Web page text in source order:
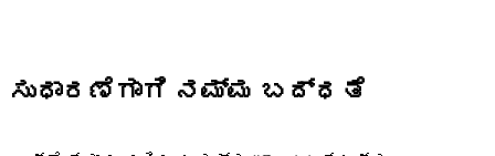
ಸುಧಾರಣೆಗಾಗಿ ನಮ್ಮ ಬದ್ಧತೆ